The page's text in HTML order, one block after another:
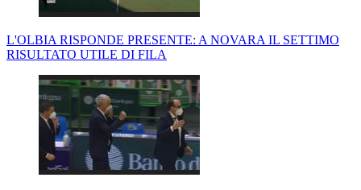
L'OLBIA RISPONDE PRESENTE: A NOVARA IL SETTIMO
RISULTATO UTILE DI FILA